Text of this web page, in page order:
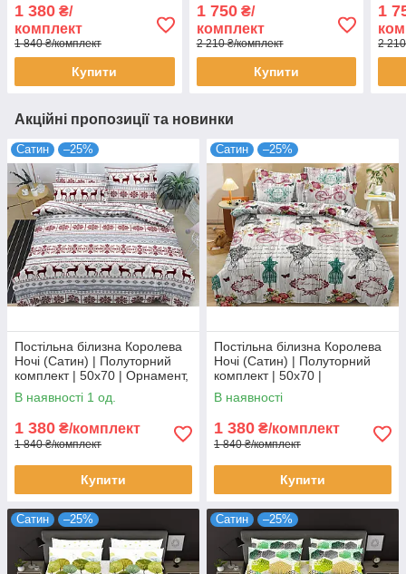
сірому
1 380 ₴/
комплект
1 840 ₴/комплект
Купити
страйп сатин
1 750₴/
комплект
2 210 ₴/комплект
Купити
1
2
Акційні пропозиції та новинки
Сатин –25%
Постільна білизна Королева
Ночі (Сатин) | Полуторний
комплект | 50х70 | Орнамент,
Олені, Сніжинки
В наявності 1 од.
1 380 ₴/комплект
1 840 ₴/комплект
Купити
Сатин –25%
Постільна білизна Королева
Ночі (Сатин) | Полуторний
комплект | 50х70 |
Різнокольорова абстракція,
Ейфелева вежа
В наявності
1 380 ₴/комплект
1 840 ₴/комплект
Купити
Сатин –25% Сатин –25%